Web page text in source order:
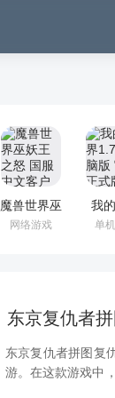
魔兽世界巫
妖王之怒
网络游戏
我
单
东京复仇者
东京复仇者拼图复
游。在这款游戏中